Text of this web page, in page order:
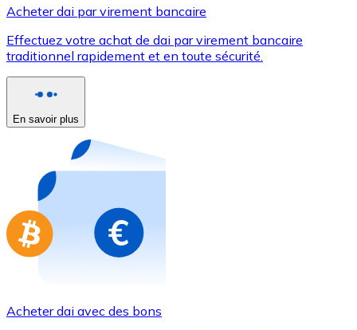
Utilisez les cartes Visa et Mastercard pour acheter
Acheter avec carte
Nouveau
Achetez des cartes-cadeaux de vos marques
Aller à la boutique de cartes-cadeaux
Acheter dai par virement bancaire
Effectuez votre achat de dai par virement bancaire
traditionnel rapidement et en toute sécurité.
En savoir plus
Acheter dai avec des bons